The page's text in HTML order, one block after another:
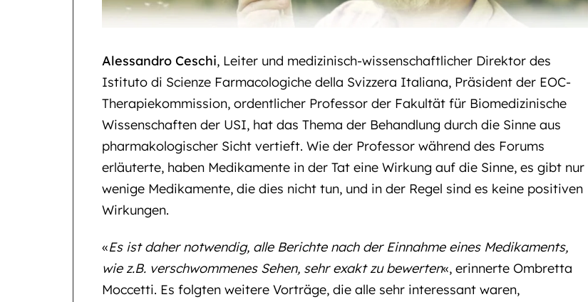
Alessandro Ceschi, Leiter und medizinisch-wissenschaftlicher Direktor des
Istituto di Scienze Farmacologiche della Svizzera Italiana, Präsident der EOC-
Therapiekommission, ordentlicher Professor der Fakultät für Biomedizinische
Wissenschaften der USI, hat das Thema der Behandlung durch die Sinne aus
pharmakologischer Sicht vertieft. Wie der Professor während des Forums
erläuterte, haben Medikamente in der Tat eine Wirkung auf die Sinne, es gibt nur
wenige Medikamente, die dies nicht tun, und in der Regel sind es keine positiven
Wirkungen.
«Es ist daher notwendig, alle Berichte nach der Einnahme eines Medikaments,
wie z.B. verschwommenes Sehen, sehr exakt zu bewerten«, erinnerte Ombretta
Moccetti. Es folgten weitere Vorträge, die alle sehr interessant waren,